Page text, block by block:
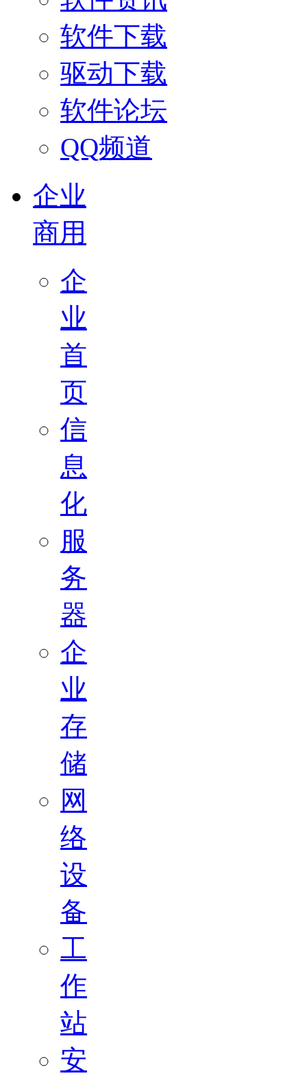
软件下载
驱动下载
软件论坛
QQ频道
企业
商用
企
业
首
页
信
息
化
服
务
器
企
业
存
储
网
络
设
备
工
作
站
安